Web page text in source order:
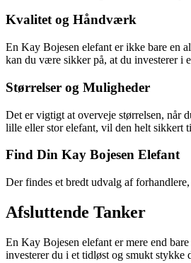
Kvalitet og Håndværk
En Kay Bojesen elefant er ikke bare en
kan du være sikker på, at du investerer i
Størrelser og Muligheder
Det er vigtigt at overveje størrelsen, når
lille eller stor elefant, vil den helt sikkert
Find Din Kay Bojesen Elefant
Der findes et bredt udvalg af
Afsluttende Tanker
En Kay Bojesen elefant er mere end
investerer du i et tidløst og smukt stykke